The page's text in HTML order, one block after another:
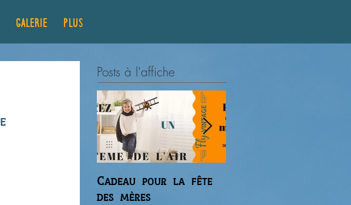
GALERIE Plus...
Posts à l'affiche
Cadeau pour la fête
des mères